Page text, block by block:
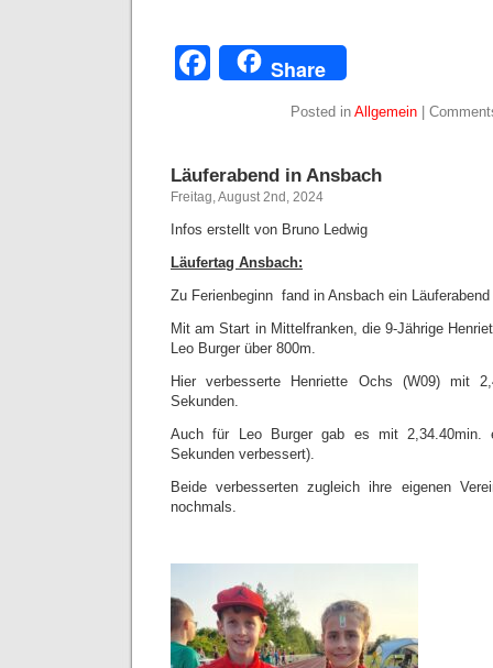
Facebook
Share
Posted in Allgemein|
Läuferabend in Ansbach
Freitag, August 2nd, 2024
Infos erstellt von Bruno Ledwig
Läufertag Ansbach:
Zu Ferienbeginn fand in Ansbach ein
Mit am Start in Mittelfranken, die 9-Jährige
Leo Burger über 800m.
Hier verbesserte Henriette Ochs (W09) mit
Sekunden.
Auch für Leo Burger gab es mit
Sekunden verbessert).
Beide verbesserten zugleich ihre eigenen
nochmals.